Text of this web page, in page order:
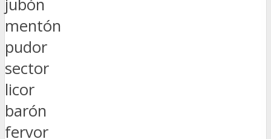
jubón
mentón
pudor
sector
licor
barón
fervor